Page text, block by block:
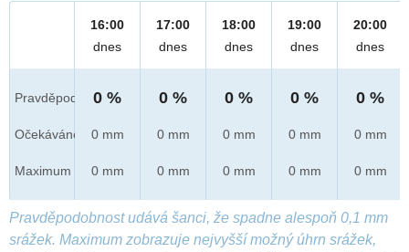
Pravděpod.
Očekáváno
Maximum
16:00
dnes
0 %
0 mm
0 mm
17:00
dnes
0 %
0 mm
0 mm
18:00
dnes
0 %
0 mm
0 mm
19:00
dnes
0 %
0 mm
0 mm
20:00
dnes
0 %
0 mm
0 mm
Pravděpodobnost udává šanci, že spadne alespoň 0,1 mm
srážek. Maximum zobrazuje nejvyšší možný úhrn srážek,